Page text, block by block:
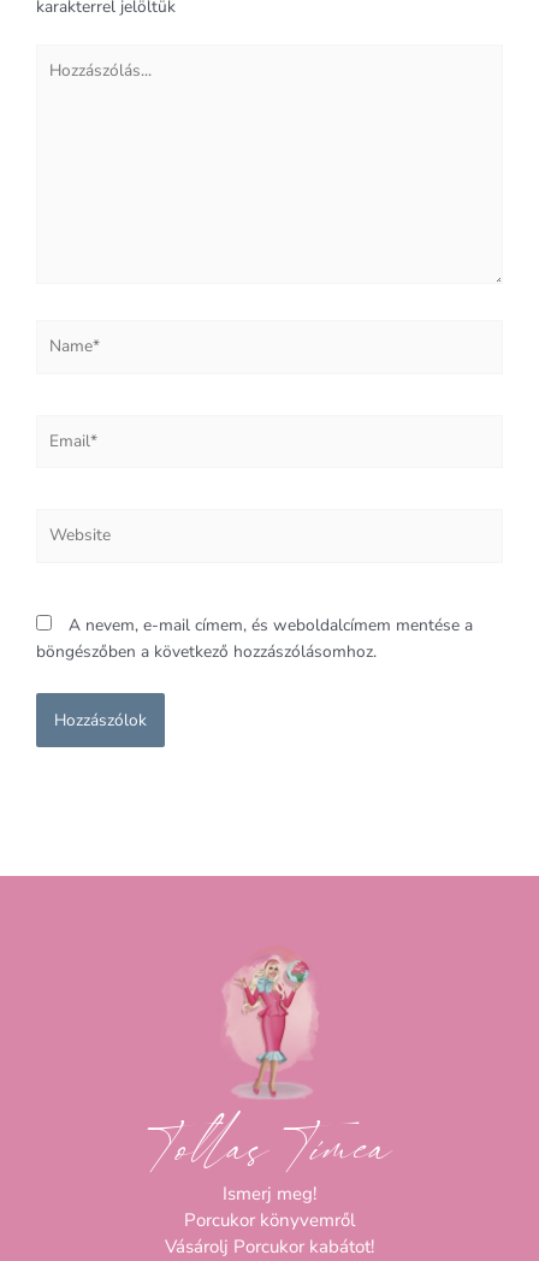
karakterrel jelöltük
A nevem, e-mail címem, és weboldalcímem mentése a
böngészőben a következő hozzászólásomhoz.
Tollas Tímea
Ismerj meg!
Porcukor könyvemről
Vásárolj Porcukor kabátot!